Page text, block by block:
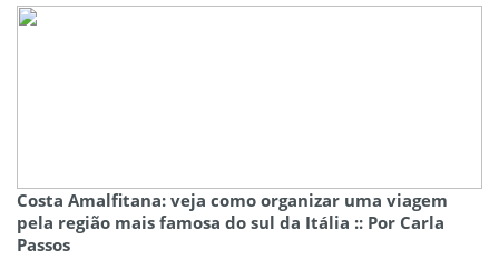
Costa Amalfitana: veja como organizar uma viagem
pela região mais famosa do sul da Itália :: Por Carla
Passos